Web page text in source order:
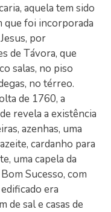
aquela tem sido
que foi incorporada
por
de Távora, que
salas, no piso
no térreo.
de 1760, a
revela a existência
azenhas, uma
cardanho para
uma capela da
Sucesso, com
era
de sal e casas de